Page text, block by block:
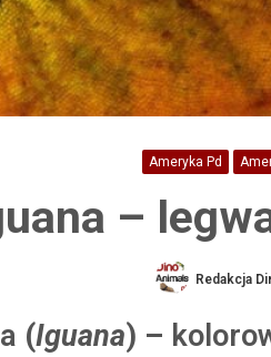
Ameryka Pd
–
Redakcja
(Iguana) –